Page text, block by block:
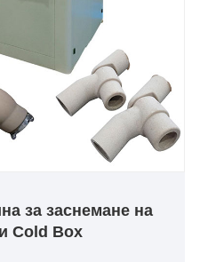
за заснемане на
Cold Box